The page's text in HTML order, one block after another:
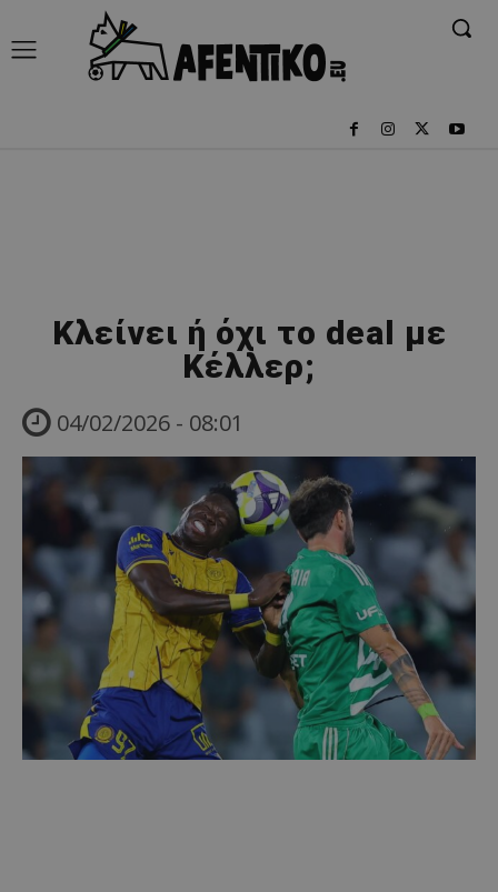
Κλείνει ή όχι το deal με
Κέλλερ;
04/02/2026 - 08:01